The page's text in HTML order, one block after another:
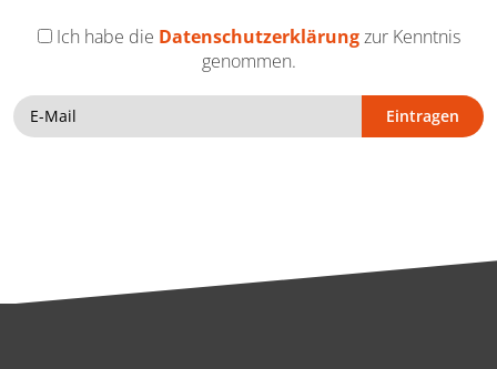
Ich habe die Datenschutzerklärungzur Kenntnis
genommen.
Eintragen